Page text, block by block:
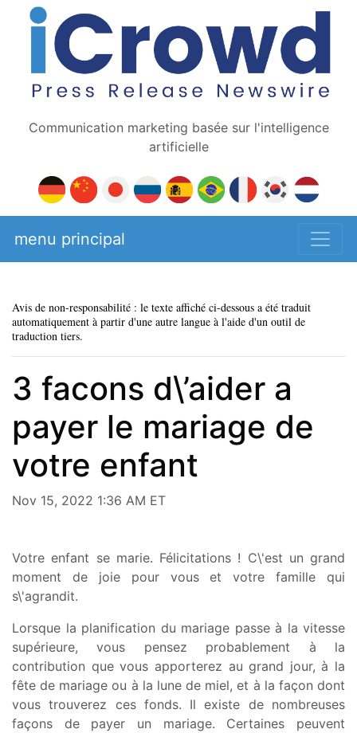
Communication marketing basée sur l'intelligence
artificielle
menu principal
Avis de non-responsabilité : le texte affiché ci-dessous a été traduit
automatiquement à partir d'une autre langue à l'aide d'un outil de
traduction tiers.
3 facons d\’aider a
payer le mariage de
votre enfant
Nov 15, 2022 1:36 AM ET
Votre enfant se marie. Félicitations ! C\'est un grand
moment de joie pour vous et votre famille qui
s\'agrandit.
Lorsque la planification du mariage passe à la vitesse
supérieure, vous pensez probablement à la
contribution que vous apporterez au grand jour, à la
fête de mariage ou à la lune de miel, et à la façon dont
vous trouverez ces fonds. Il existe de nombreuses
façons de payer un mariage. Certaines peuvent